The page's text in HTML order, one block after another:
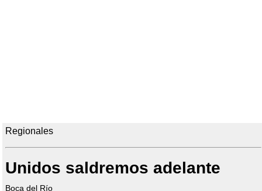
Regionales
Unidos saldremos adelante
Boca del Río